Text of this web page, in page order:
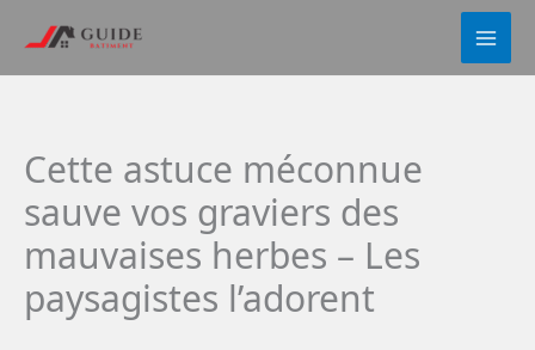
contenu
Cette astuce méconnue
sauve vos graviers des
mauvaises herbes – Les
paysagistes l’adorent